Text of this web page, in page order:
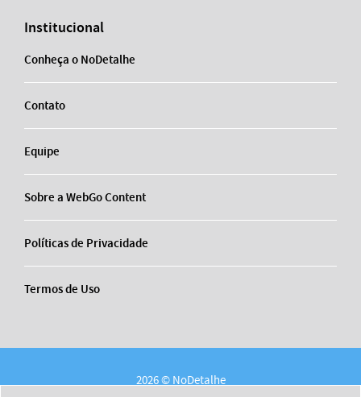
Institucional
Conheça o NoDetalhe
Contato
Equipe
Sobre a WebGo Content
Políticas de Privacidade
Termos de Uso
2026 © NoDetalhe